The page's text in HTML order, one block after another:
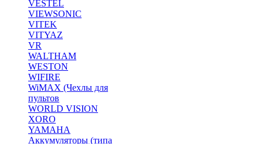
VESTEL
VIEWSONIC
VITEK
VITYAZ
VR
WALTHAM
WESTON
WIFIRE
WiMAX (Чехлы для
пультов
WORLD VISION
XORO
YAMAHA
Аккумуляторы (типа